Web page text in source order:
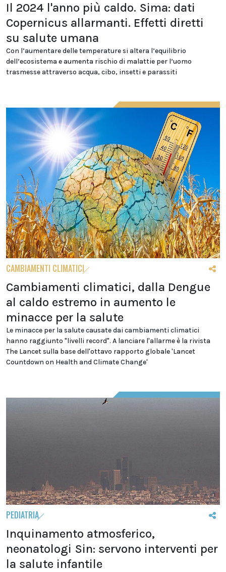
Il 2024 l'anno più caldo. Sima: dati
Copernicus allarmanti. Effetti diretti
su salute umana
Con l’aumentare delle temperature si altera l’equilibrio
dell’ecosistema e aumenta rischio di malattie per l’uomo
trasmesse attraverso acqua, cibo, insetti e parassiti
CAMBIAMENTI CLIMATICI
Cambiamenti climatici, dalla Dengue
al caldo estremo in aumento le
minacce per la salute
Le minacce per la salute causate dai cambiamenti climatici
hanno raggiunto "livelli record". A lanciare l'allarme è la rivista
The Lancet sulla base dell'ottavo rapporto globale 'Lancet
Countdown on Health and Climate Change'
PEDIATRIA
Inquinamento atmosferico,
neonatologi Sin: servono interventi per
la salute infantile